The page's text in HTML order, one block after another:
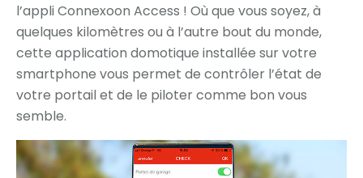
l’appli Connexoon Access ! Où que vous soyez, à
quelques kilomètres ou à l’autre bout du monde,
cette application domotique installée sur votre
smartphone vous permet de contrôler l’état de
votre portail et de le piloter comme bon vous
semble.